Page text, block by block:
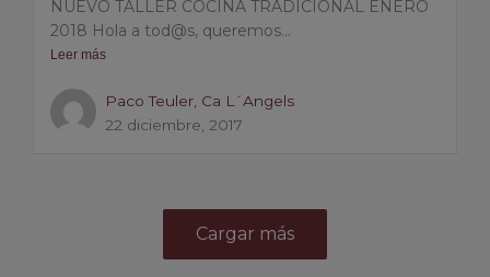
NUEVO TALLER COCINA TRADICIONAL ENERO
2018 Hola a tod@s, queremos...
Leer más
Paco Teuler, Ca L´Angels
22 diciembre, 2017
Cargar más